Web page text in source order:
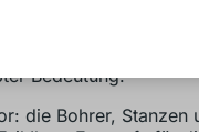
Bedeutung.
die Bohrer, Stanzen